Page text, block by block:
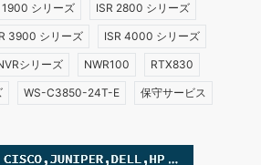
1900 シリーズ ISR 2800 シリーズ
3900 シリーズ ISR 4000 シリーズ
シリーズ NWR100 RTX830
WS-C3850-24T-E 保守サービス